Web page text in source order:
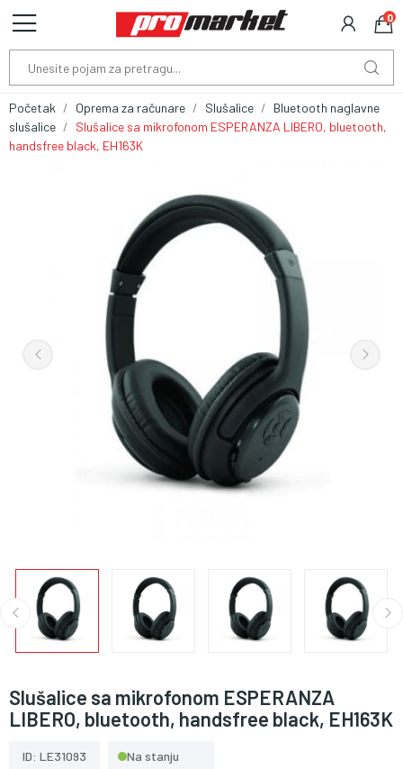
0
Početak Oprema za računare Slušalice
Bluetooth naglavne
slušalice
Slušalice sa mikrofonom ESPERANZA LIBERO, bluetooth,
handsfree black, EH163K
Slušalice sa mikrofonom ESPERANZA
LIBERO, bluetooth, handsfree black, EH163K
ID: LE31093 Na stanju